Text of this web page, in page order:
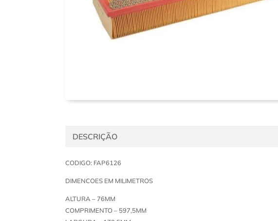
DESCRIÇÃO
CODIGO: FAP6126
DIMENCOES EM MILIMETROS
ALTURA – 76MM
COMPRIMENTO – 597,5MM